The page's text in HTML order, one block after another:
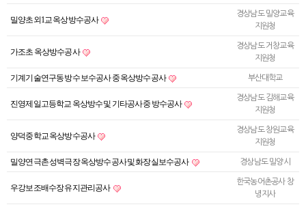
밀양초외1교 옥상방수공사
경상남도 밀양교육
지원청
가조초 옥상방수공사
경상남도 거창교육
지원청
기계기술연구동 방수 보수공사 중 옥상방수공사 부산대학교
진영제일고등학교 옥상방수 및 기타공사 중 방수공사
경상남도 김해교육
지원청
양덕중학교 옥상방수공사
경상남도 창원교육
지원청
밀양연극촌 성벽극장 옥상방수공사 및 화장실보수공사 경상남도 밀양시
우강보조배수장 유지관리공사
한국농어촌공사 창
녕지사